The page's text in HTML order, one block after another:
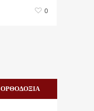
0
ΟΡΘΟΔΟΞΙΑ